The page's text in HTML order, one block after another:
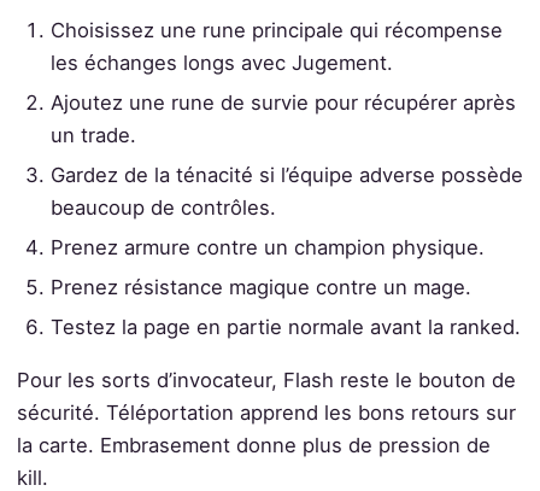
Choisissez une rune principale qui récompense
les échanges longs avec Jugement.
Ajoutez une rune de survie pour récupérer après
un trade.
Gardez de la ténacité si l’équipe adverse possède
beaucoup de contrôles.
Prenez armure contre un champion physique.
Prenez résistance magique contre un mage.
Testez la page en partie normale avant la ranked.
Pour les sorts d’invocateur, Flash reste le bouton de
sécurité. Téléportation apprend les bons retours sur
la carte. Embrasement donne plus de pression de
kill.